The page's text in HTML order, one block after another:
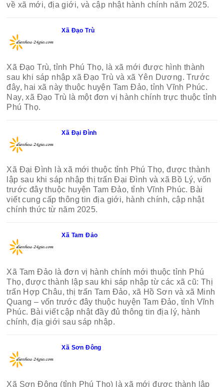
về xã mới, địa giới, và cập nhật hành chính năm 2025.
Xã Đạo Trù
Xã Đạo Trù, tỉnh Phú Thọ, là xã mới được hình thành
sau khi sáp nhập xã Đạo Trù và xã Yên Dương. Trước
đây, hai xã này thuộc huyện Tam Đảo, tỉnh Vĩnh Phúc.
Nay, xã Đạo Trù là một đơn vị hành chính trực thuộc tỉnh
Phú Thọ.
Xã Đại Đình
Xã Đại Đình là xã mới thuộc tỉnh Phú Thọ, được thành
lập sau khi sáp nhập thị trấn Đại Đình và xã Bồ Lý, vốn
trước đây thuộc huyện Tam Đảo, tỉnh Vĩnh Phúc. Bài
viết cung cấp thông tin địa giới, hành chính, cập nhật
chính thức từ năm 2025.
Xã Tam Đảo
Xã Tam Đảo là đơn vị hành chính mới thuộc tỉnh Phú
Thọ, được thành lập sau khi sáp nhập từ các xã cũ: Thị
trấn Hợp Châu, thị trấn Tam Đảo, xã Hồ Sơn và xã Minh
Quang – vốn trước đây thuộc huyện Tam Đảo, tỉnh Vĩnh
Phúc. Bài viết cập nhật đầy đủ thông tin địa lý, hành
chính, địa giới sau sáp nhập.
Xã Sơn Đông
Xã Sơn Đông (tỉnh Phú Thọ) là xã mới được thành lập